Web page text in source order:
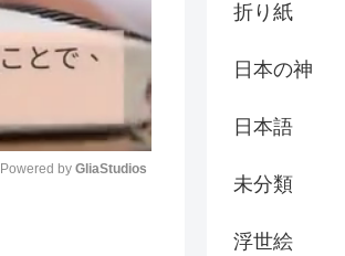
Powered by GliaStudios
折り紙
日本の神
日本語
未分類
浮世絵